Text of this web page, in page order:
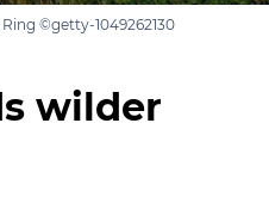
©getty-1049262130
wilder